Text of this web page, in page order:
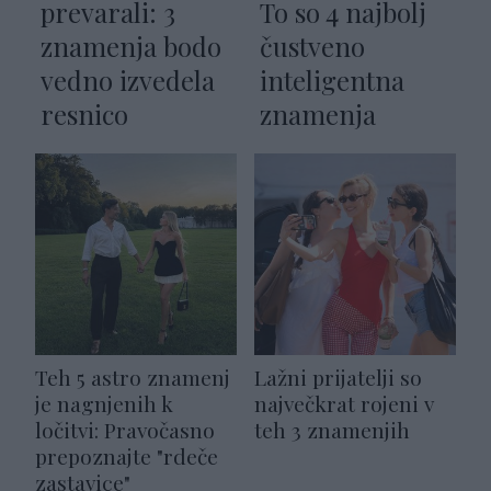
prevarali: 3
znamenja bodo
vedno izvedela
resnico
To so 4 najbolj
čustveno
inteligentna
znamenja
Teh 5 astro znamenj
je nagnjenih k
ločitvi: Pravočasno
prepoznajte "rdeče
zastavice"
Lažni prijatelji so
največkrat rojeni v
teh 3 znamenjih